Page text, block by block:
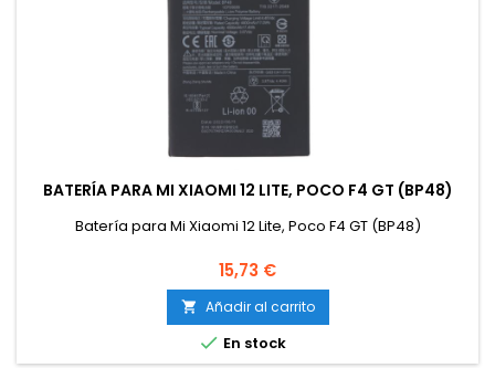
BATERÍA PARA MI XIAOMI 12 LITE, POCO F4 GT (BP48)
Batería para Mi Xiaomi 12 Lite, Poco F4 GT (BP48)
Precio
15,73 €
 Añadir al carrito
 En stock